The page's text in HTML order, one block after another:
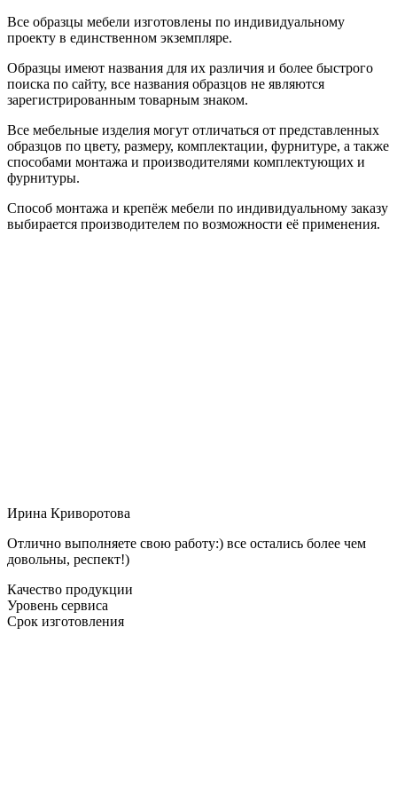
Все образцы мебели изготовлены по индивидуальному
проекту в единственном экземпляре.
Образцы имеют названия для их различия и более быстрого
поиска по сайту, все названия образцов не являются
зарегистрированным товарным знаком.
Все мебельные изделия могут отличаться от представленных
образцов по цвету, размеру, комплектации, фурнитуре, а также
способами монтажа и производителями комплектующих и
фурнитуры.
Способ монтажа и крепёж мебели по индивидуальному заказу
выбирается производителем по возможности её применения.
Ирина Криворотова
Отлично выполняете свою работу:) все остались более чем
довольны, респект!)
Качество продукции
Уровень сервиса
Срок изготовления